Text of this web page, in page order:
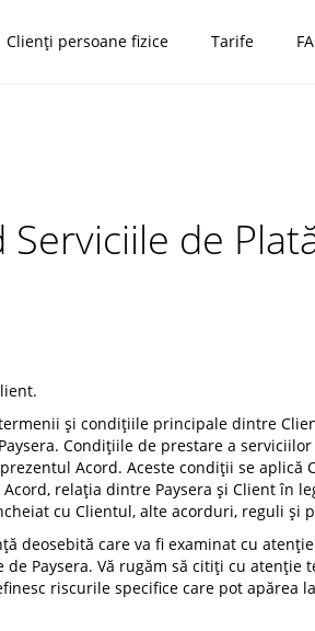
Clienți persoane fizice Tarife
de
și condițiile principale dintre
Condițiile de prestare a
Acord. Aceste condiții se
relația dintre Paysera și Client în
cu Clientul, alte acorduri, reguli
deosebită care va fi examinat cu
Paysera. Vă rugăm să citiți cu
riscurile specifice care pot